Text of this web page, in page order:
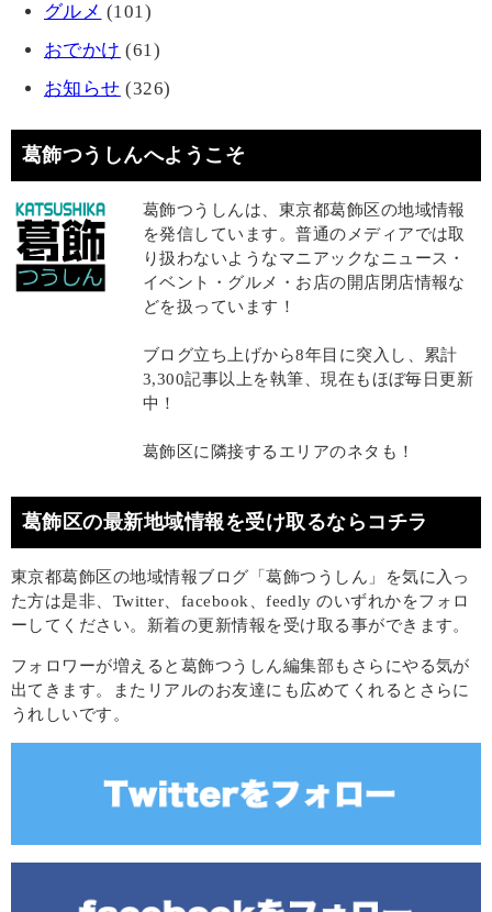
グルメ (101)
おでかけ (61)
お知らせ (326)
葛飾つうしんへようこそ
葛飾つうしんは、東京都葛飾区の地域情報
を発信しています。普通のメディアでは取
り扱わないようなマニアックなニュース・
イベント・グルメ・お店の開店閉店情報な
どを扱っています！
ブログ立ち上げから8年目に突入し、累計
3,300記事以上を執筆、現在もほぼ毎日更新
中！
葛飾区に隣接するエリアのネタも！
葛飾区の最新地域情報を受け取るならコチラ
東京都葛飾区の地域情報ブログ「葛飾つうしん」を気に入っ
た方は是非、Twitter、facebook、feedly のいずれかをフォロ
ーしてください。新着の更新情報を受け取る事ができます。
フォロワーが増えると葛飾つうしん編集部もさらにやる気が
出てきます。またリアルのお友達にも広めてくれるとさらに
うれしいです。